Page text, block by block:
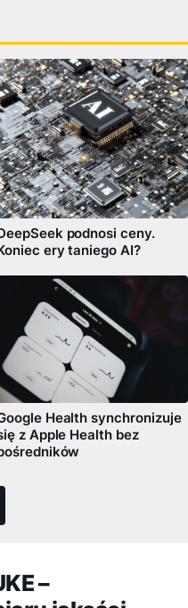
podnosi ceny.
ery taniego AI?
Health synchronizuje
z Apple Health bez
–